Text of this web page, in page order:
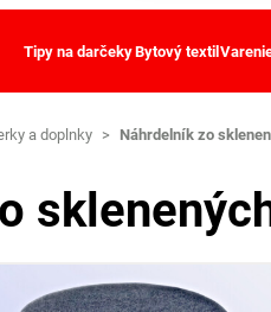
Tipy na darčekyBytový textil
a doplnky > Náhrdelník zo